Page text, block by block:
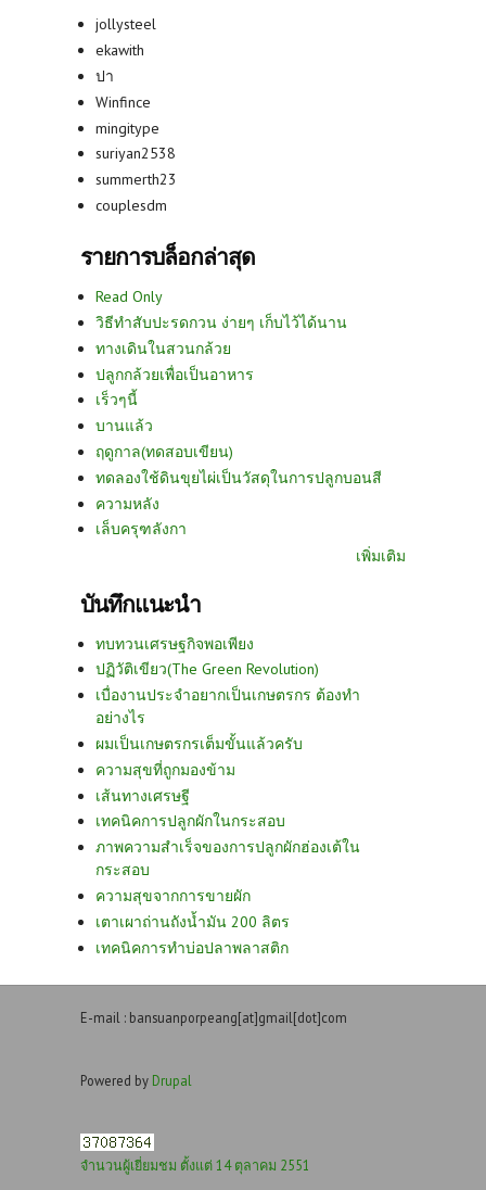
jollysteel
ekawith
ปา
Winfince
mingitype
suriyan2538
summerth23
couplesdm
รายการบล็อกล่าสุด
Read Only
วิธีทำสับปะรดกวน ง่ายๆ เก็บไว้ได้นาน
ทางเดินในสวนกล้วย
ปลูกกล้วยเพื่อเป็นอาหาร
เร็วๆนี้
บานแล้ว
ฤดูกาล(ทดสอบเขียน)
ทดลองใช้ดินขุยไผ่เป็นวัสดุในการปลูกบอนสี
ความหลัง
เล็บครุฑลังกา
เพิ่มเติม
บันทึกแนะนำ
ทบทวนเศรษฐกิจพอเพียง
ปฏิวัติเขียว(The Green Revolution)
เบื่องานประจำอยากเป็นเกษตรกร ต้องทำ
อย่างไร
ผมเป็นเกษตรกรเต็มขั้นแล้วครับ
ความสุขที่ถูกมองข้าม
เส้นทางเศรษฐี
เทคนิคการปลูกผักในกระสอบ
ภาพความสำเร็จของการปลูกผักฮ่องเต้ใน
กระสอบ
ความสุขจากการขายผัก
เตาเผาถ่านถังน้ำมัน 200 ลิตร
เทคนิคการทำบ่อปลาพลาสติก
E-mail : bansuanporpeang[at]gmail[dot]com
Powered by Drupal
จำนวนผู้เยี่ยมชม ตั้งแต่ 14 ตุลาคม 2551